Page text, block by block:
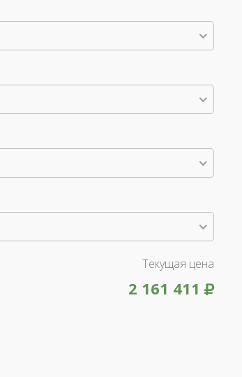
Текущая цена
2 161 411